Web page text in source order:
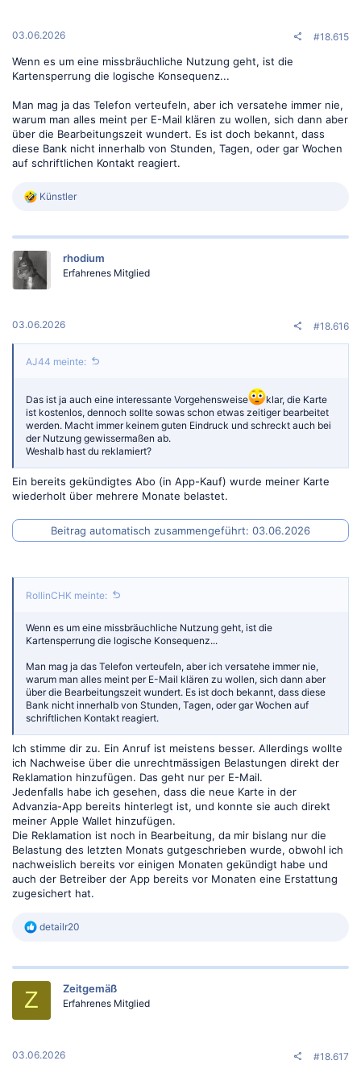
:
03.06.2026 #18.615
Wenn es um eine missbräuchliche Nutzung geht, ist die
Kartensperrung die logische Konsequenz...
Man mag ja das Telefon verteufeln, aber ich versatehe immer nie,
warum man alles meint per E-Mail klären zu wollen, sich dann aber
über die Bearbeitungszeit wundert. Es ist doch bekannt, dass
diese Bank nicht innerhalb von Stunden, Tagen, oder gar Wochen
auf schriftlichen Kontakt reagiert.
R
k
o
n
:
Künstler
rhodium
Erfahrenes Mitglied
03.06.2026 #18.616
AJ44 meinte:
Das ist ja auch eine interessante Vorgehensweise
klar, die Karte
ist kostenlos, dennoch sollte sowas schon etwas zeitiger bearbeitet
werden. Macht immer keinem guten Eindruck und schreckt auch bei
der Nutzung gewissermaßen ab.
Weshalb hast du reklamiert?
Ein bereits gekündigtes Abo (in App-Kauf) wurde meiner Karte
wiederholt über mehrere Monate belastet.
Beitrag automatisch zusammengeführt: 03.06.2026
RollinCHK meinte:
Wenn es um eine missbräuchliche Nutzung geht, ist die
Kartensperrung die logische Konsequenz...
Man mag ja das Telefon verteufeln, aber ich versatehe immer nie,
warum man alles meint per E-Mail klären zu wollen, sich dann aber
über die Bearbeitungszeit wundert. Es ist doch bekannt, dass diese
Bank nicht innerhalb von Stunden, Tagen, oder gar Wochen auf
schriftlichen Kontakt reagiert.
Ich stimme dir zu. Ein Anruf ist meistens besser. Allerdings wollte
ich Nachweise über die unrechtmässigen Belastungen direkt der
Reklamation hinzufügen. Das geht nur per E-Mail.
Jedenfalls habe ich gesehen, dass die neue Karte in der
Advanzia-App bereits hinterlegt ist, und konnte sie auch direkt
meiner Apple Wallet hinzufügen.
Die Reklamation ist noch in Bearbeitung, da mir bislang nur die
Belastung des letzten Monats gutgeschrieben wurde, obwohl ich
nachweislich bereits vor einigen Monaten gekündigt habe und
auch der Betreiber der App bereits vor Monaten eine Erstattung
zugesichert hat.
R
k
:
detailr20
Z Zeitgemäß
Erfahrenes Mitglied
03.06.2026 #18.617